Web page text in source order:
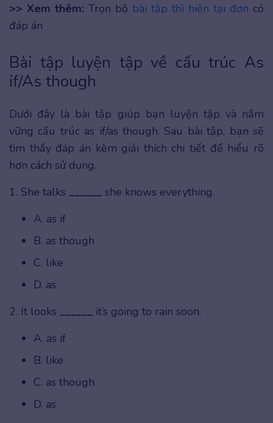
>> Xem thêm: Trọn bộ bài tập thì hiện tại đơn có
đáp án
Bài tập luyện tập về cấu trúc As
if/As though
Dưới đây là bài tập giúp bạn luyện tập và nắm
vững cấu trúc as if/as though. Sau bài tập, bạn sẽ
tìm thấy đáp án kèm giải thích chi tiết để hiểu rõ
hơn cách sử dụng.
1. She talks ______ she knows everything.
A. as if
B. as though
C. like
D. as
2. It looks ______ it’s going to rain soon.
A. as if
B. like
C. as though
D. as